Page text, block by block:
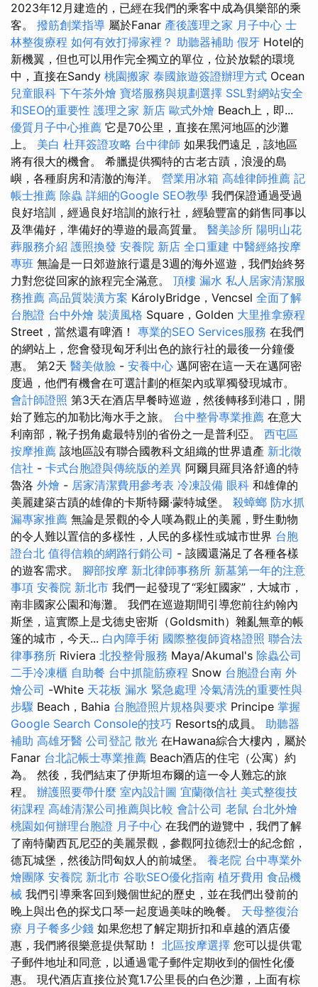
2023年12月建造的，已經在我們的乘客中成為俱樂部的乘
客。 撥筋創業指導 屬於Fanar 產後護理之家 月子中心 士
林整復療程 如何有效打掃家裡？ 助聽器補助 假牙 Hotel的
新機翼，但也可以用作完全獨立的單位，位於放鬆的環境
中，直接在Sandy 桃園搬家 泰國旅遊簽證辦理方式 Ocean
兒童眼科 下午茶外燴 寶塔服務與規劃選擇 SSL對網站安全
和SEO的重要性 護理之家 新店 歐式外燴 Beach上，即...
優質月子中心推薦 它是70公里，直接在黑河地區的沙灘
上。 美白 杜拜簽證攻略 台中律師 如果我們遠足，該地區
將有很大的機會。 希臘提供獨特的古老古蹟，浪漫的島
嶼，各種廚房和清澈的海洋。 營業用冰箱 高雄律師推薦 記
帳士推薦 除蟲 詳細的Google SEO教學 我們保證通過受過
良好培訓，經過良好培訓的旅行社，經驗豐富的銷售同事以
及準備好，準備好的導遊的最高質量。 醫美診所 陽明山花
葬服務介紹 護照換發 安養院 新店 全口重建 中醫經絡按摩
專班 無論是一日郊遊旅行還是3週的海外巡遊，我們始終努
力對您從回家的旅程完全滿意。 頂樓 漏水 私人居家清潔服
務推薦 高品質裝潢方案 KárolyBridge，Vencsel 全面了解
台胞證 台中外燴 裝潢風格 Square，Golden 大里推拿療程
Street，當然還有啤酒！ 專業的SEO Services服務 在我們
的網站上，您會發現匈牙利出色的旅行社的最後一分鐘優
惠。 第2天 醫美做臉 - 安養中心 邁阿密在這一天在邁阿密
度過，他們有機會在可選計劃的框架內或單獨發現城市。
會計師證照 第3天在酒店早餐時巡遊，然後轉移到港口，開
始了難忘的加勒比海水手之旅。 台中整骨專業推薦 在意大
利南部，靴子拐角處最特別的省份之一是普利亞。 西屯區
按摩推薦 該地區設有聯合國教科文組織的世界遺產 新北徵
信社 - 卡式台胞證與傳統版的差異 阿爾貝羅貝洛舒適的特
魯洛 外燴 - 居家清潔費用參考表 冷凍設備 眼科 和雄偉的
美麗建築古蹟的雄偉的卡斯特爾·蒙特城堡。 殺蟑螂 防水抓
漏專家推薦 無論是景觀的令人嘆為觀止的美麗，野生動物
的令人難以置信的多樣性，人民的多樣性或城市世界 台胞
證台北 值得信賴的網路行銷公司 - 該國還滿足了各種各樣
的遊客需求。 腳部按摩 新北律師事務所 新墓第一年的注意
事項 安養院 新北市 我們一起發現了“彩虹國家”，大城市，
南非國家公園和海灘。 我們在巡遊期間引導您前往約翰內
斯堡，這實際上是戈德史密斯（Goldsmith）雜亂無章的帳
篷的城市，今天... 白內障手術 國際整復師資格證照 聯合法
律事務所 Riviera 北投整骨服務 Maya/Akumal's 除蟲公司
二手冷凍櫃 自助餐 台中抓龍筋療程 Snow 台胞證台南 外
燴公司 -White 天花板 漏水 緊急處理 冷氣清洗的重要性與
步驟 Beach，Bahia 台胞證照片規格與要求 Principe 掌握
Google Search Console的技巧 Resorts的成員。 助聽器
補助 高雄牙醫 公司登記 散光 在Hawana綜合大樓內，屬於
Fanar 台北記帳士專業推薦 Beach酒店的住宅（公寓）約
為。 然後，我們結束了伊斯坦布爾的這一令人難忘的旅
程。 辦護照要帶什麼 室內設計圖 宜蘭徵信社 美式整復技
術課程 高雄清潔公司推薦與比較 會計公司 老鼠 台北外燴
桃園如何辦理台胞證 月子中心 在我們的遊覽中，我們了解
了南特蘭西瓦尼亞的美麗景觀，參觀阿拉德烈士的紀念館，
德瓦城堡，然後訪問匈奴人的前城堡。 養老院 台中專業外
燴團隊 安養院 新北市 谷歌SEO優化指南 植牙費用 食品機
械 我們引導乘客回到幾個世紀的歷史，並在我們出發前的
晚上與出色的探戈口琴一起度過美味的晚餐。 天母整復治
療 月子餐多少錢 如果您想了解定期折扣和卓越的酒店優
惠，我們將很樂意提供幫助！ 北區按摩選擇 您可以提供電
子郵件地址和同意，以通過電子郵件定期收到的個性化優
惠。 現代酒店直接位於寬1.7公里長的白色沙灘，上面有棕